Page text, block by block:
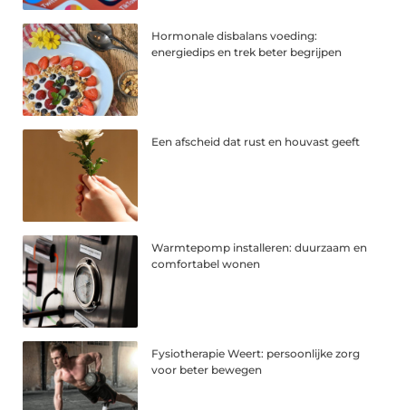
Hormonale disbalans voeding:
energiedips en trek beter begrijpen
Een afscheid dat rust en houvast geeft
Warmtepomp installeren: duurzaam en
comfortabel wonen
Fysiotherapie Weert: persoonlijke zorg
voor beter bewegen